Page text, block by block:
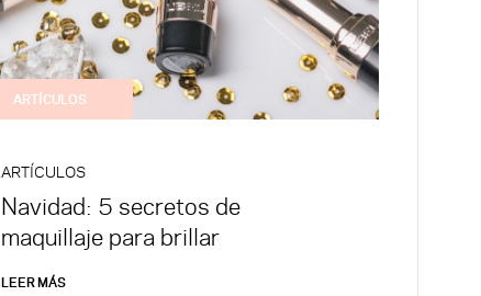
ARTÍCULOS
ARTÍCULOS
Navidad: 5 secretos de
maquillaje para brillar
LEER MÁS